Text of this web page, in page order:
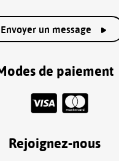
Envoyer un message
de paiement
Rejoignez-nous